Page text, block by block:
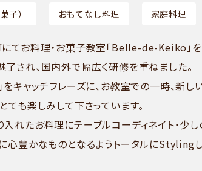
子） おもてなし料理 家庭料理
てお料理・お菓子教室「Belle-de-Keiko」を
され、国内外で幅広く研修を重ねました。
をキャッチフレーズに、お教室での一時、新
ても楽しみして下さっています。
れたお料理にテーブルコーディネイト・少し
心豊かなものとなるようトータルにStylingし